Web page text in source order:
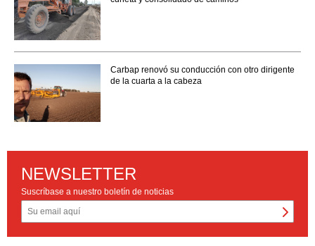
Carbap renovó su conducción con otro dirigente
de la cuarta a la cabeza
NEWSLETTER
Suscríbase a nuestro boletín de noticias